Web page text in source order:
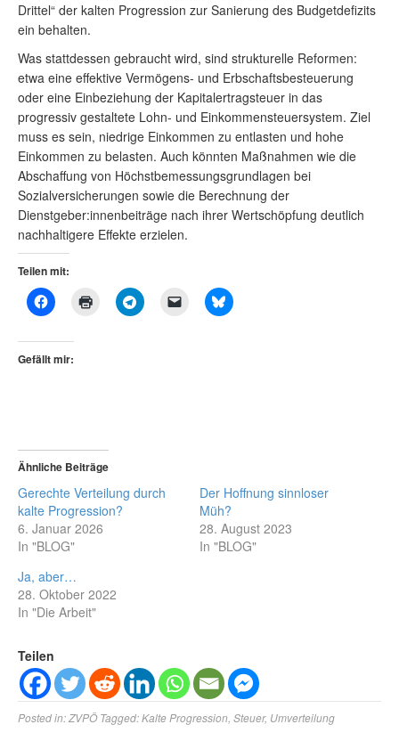
Drittel“ der kalten Progression zur Sanierung des Budgetdefizits
ein behalten.
Was stattdessen gebraucht wird, sind strukturelle Reformen:
etwa eine effektive Vermögens- und Erbschaftsbesteuerung
oder eine Einbeziehung der Kapitalertragsteuer in das
progressiv gestaltete Lohn- und Einkommensteuersystem. Ziel
muss es sein, niedrige Einkommen zu entlasten und hohe
Einkommen zu belasten. Auch könnten Maßnahmen wie die
Abschaffung von Höchstbemessungsgrundlagen bei
Sozialversicherungen sowie die Berechnung der
Dienstgeber:innenbeiträge nach ihrer Wertschöpfung deutlich
nachhaltigere Effekte erzielen.
Teilen mit:
Gefällt mir:
Ähnliche Beiträge
Gerechte Verteilung durch
kalte Progression?
6. Januar 2026
In "BLOG"
Der Hoffnung sinnloser
Müh?
28. August 2023
In "BLOG"
Ja, aber…
28. Oktober 2022
In "Die Arbeit"
Teilen
Posted in:ZVPÖ Tagged:Kalte Progression Steuer, Umverteilung